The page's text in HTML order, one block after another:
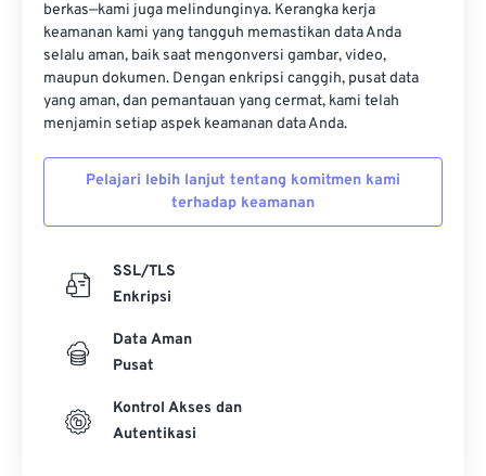
berkas—kami juga melindunginya. Kerangka kerja
keamanan kami yang tangguh memastikan data Anda
selalu aman, baik saat mengonversi gambar, video,
maupun dokumen. Dengan enkripsi canggih, pusat data
yang aman, dan pemantauan yang cermat, kami telah
menjamin setiap aspek keamanan data Anda.
Pelajari lebih lanjut tentang komitmen kami
terhadap keamanan
SSL/TLS
Enkripsi
Data Aman
Pusat
Kontrol Akses dan
Autentikasi